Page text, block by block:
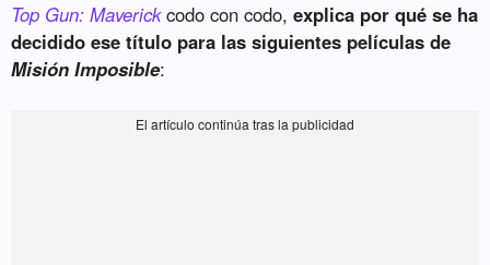
Top Gun: Maverickcodo con codo,explica por qué se ha
decidido ese título para las siguientes películas de
Misión Imposible: